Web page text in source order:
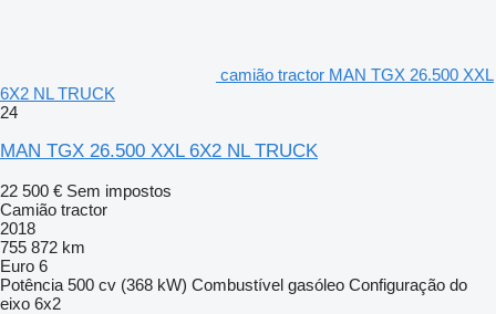
camião tractor MAN TGX 26.500 XXL
6X2 NL TRUCK
24
MAN TGX 26.500 XXL 6X2 NL TRUCK
22 500 € Sem impostos
Camião tractor
2018
755 872 km
Euro 6
Potência 500 cv (368 kW) Combustível gasóleo Configuração do
eixo 6x2